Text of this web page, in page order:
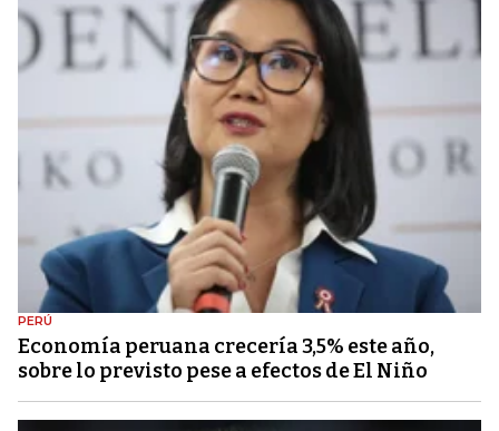
PERÚ
Economía peruana crecería 3,5% este año,
sobre lo previsto pese a efectos de El Niño